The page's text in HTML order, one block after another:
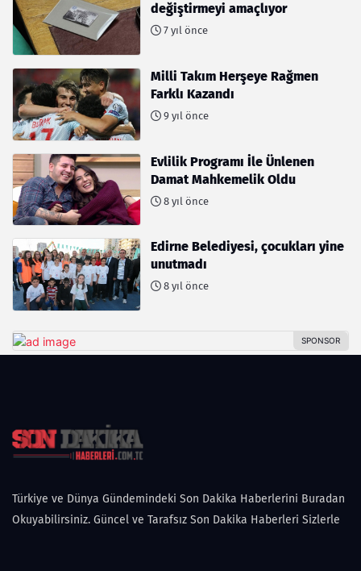
değiştirmeyi amaçlıyor
7 yıl önce
Milli Takım Herşeye Rağmen
Farklı Kazandı
9 yıl önce
Evlilik Programı İle Ünlenen
Damat Mahkemelik Oldu
8 yıl önce
Edirne Belediyesi, çocukları yine
unutmadı
8 yıl önce
Türkiye ve Dünya Gündemindeki Son Dakika Haberlerini Buradan
Okuyabilirsiniz. Güncel ve Tarafsız Son Dakika Haberleri Sizlerle